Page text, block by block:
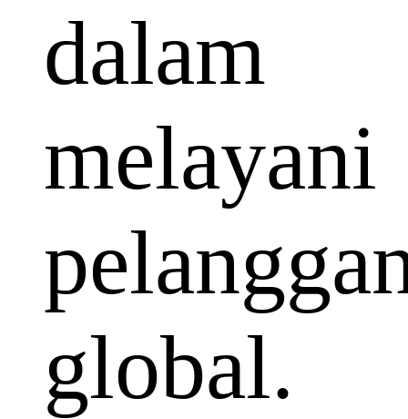
dalam
melayani
global.